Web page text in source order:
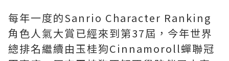
每年一度的Sanrio Character Ranking
角色人氣大賞已經來到第37屆，今年世界
總排名繼續由玉桂狗Cinnamoroll蟬聯冠